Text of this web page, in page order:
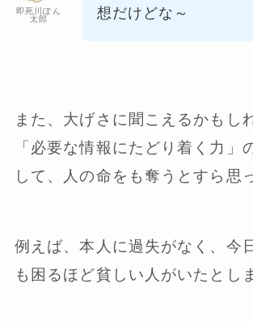
即死川ぽん
太郎
想だけどな～
また、大げさに聞こえるかもし
「必要な情報にたどり着く力」
して、人の命をも奪うとすら思
例えば、本人に過失がなく、今
も困るほど貧しい人がいたとし